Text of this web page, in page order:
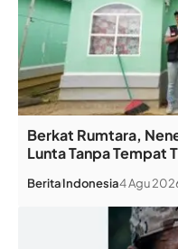
Berkat Rumtara,
Lunta Tanpa Tempat
BeritaIndonesia4 Agu